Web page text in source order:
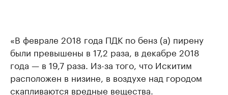
«В феврале 2018 года ПДК по бенз (а) пирену
были превышены в 17,2 раза, в декабре 2018
года — в 19,7 раза. Из-за того, что Искитим
расположен в низине, в воздухе над городом
скапливаются вредные вещества.